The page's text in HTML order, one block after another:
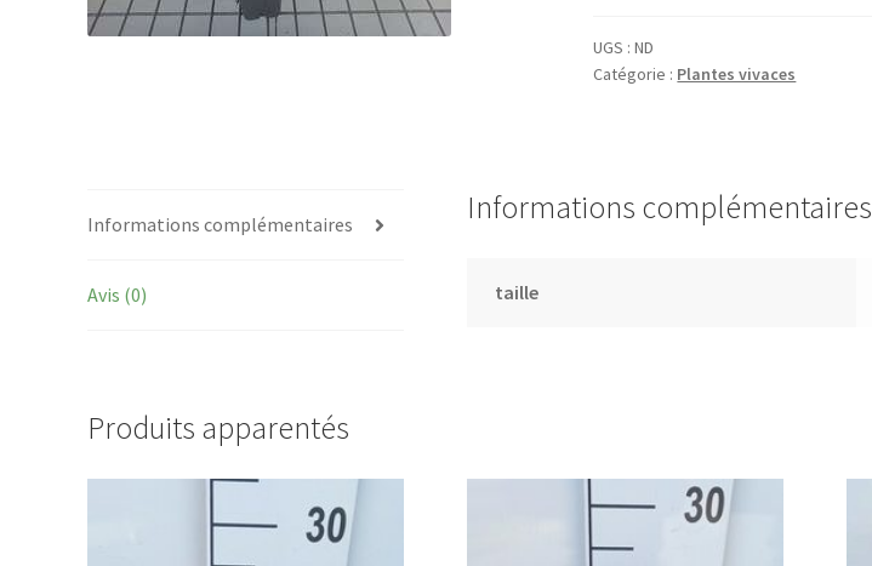
'Alabaster'
UGS :ND
Catégorie : Plantes vivaces
Informations complémentaires
Avis (0)
Informations complémentaires
taille
Produits apparentés